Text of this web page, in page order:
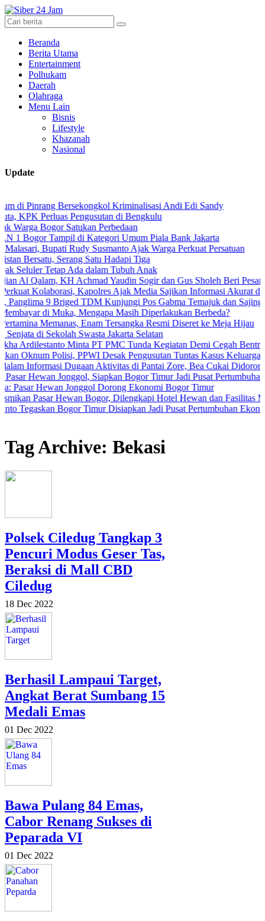
Beranda
Berita Utama
Entertainment
Polhukam
Daerah
Olahraga
Menu Lain
Bisnis
Lifestyle
Khazanah
Nasional
Update
Bersekongkol Kriminalisasi Andi Edi Sandy
Pengusutan di Bengkulu
Satukan Perbedaan
Tampil di Kategori Umum Piala Bank Jakarta
Rudy Susmanto Ajak Warga Perkuat Persatuan
Serang Satu Hadapi Tiga
Tetap Ada dalam Tubuh Anak
KH Achmad Yaudin Sogir dan Gus Sholeh Beri Pesan Spiritual
Kapolres Ajak Media Sajikan Informasi Akurat dan Tangkal
9 Briged TDM Kunjungi Pos Gabma Temajuk dan Sajingan
di Muka, Mengapa Masih Diperlakukan Berbeda?
Enam Tersangka Resmi Diseret ke Meja Hijau
Swasta Jakarta Selatan
Minta PT PMC Tunda Kegiatan Demi Cegah Bentrokan di
Polisi, PPWI Desak Pengusutan Tuntas Kasus Keluarga Ambar
Dugaan Aktivitas di Pantai Zore, Bea Cukai Didorong Lakukan
Jonggol, Siapkan Bogor Timur Jadi Pusat Pertumbuhan Ekonomi
Jonggol Dorong Ekonomi Bogor Timur
Hewan Bogor, Dilengkapi Hotel Hewan dan Fasilitas Modern
Bogor Timur Disiapkan Jadi Pusat Pertumbuhan Ekonomi Baru
Tag Archive: Bekasi
Polsek Ciledug Tangkap 3
Pencuri Modus Geser Tas,
Beraksi di Mall CBD
Ciledug
18 Dec 2022
Berhasil Lampaui Target,
Angkat Berat Sumbang 15
Medali Emas
01 Dec 2022
Bawa Pulang 84 Emas,
Cabor Renang Sukses di
Peparada VI
01 Dec 2022